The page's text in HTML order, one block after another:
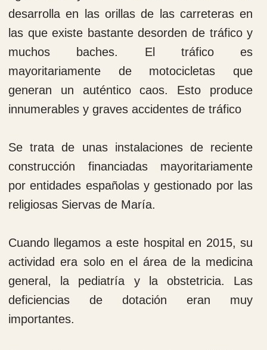
Las expediciones comienzan su trabajo
inmediatamente realizando un pase de visita
en el mismo día de la llegada para empezar
a programar la actividad quirúrgica.
salas de curas y en la consulta siempre
colaborando con el personal local. El trabajo
comienza a las 8.00h am y termina sobre
las 8.00h pm.
Las expediciones terminan su trabajo en la